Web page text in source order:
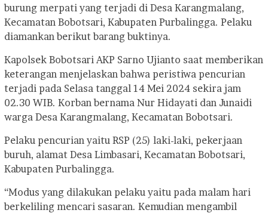
burung merpati yang terjadi di Desa Karangmalang,
Kecamatan Bobotsari, Kabupaten Purbalingga. Pelaku
diamankan berikut barang buktinya.
Kapolsek Bobotsari AKP Sarno Ujianto saat memberikan
keterangan menjelaskan bahwa peristiwa pencurian
terjadi pada Selasa tanggal 14 Mei 2024 sekira jam
02.30 WIB. Korban bernama Nur Hidayati dan Junaidi
warga Desa Karangmalang, Kecamatan Bobotsari.
Pelaku pencurian yaitu RSP (25) laki-laki, pekerjaan
buruh, alamat Desa Limbasari, Kecamatan Bobotsari,
Kabupaten Purbalingga.
“Modus yang dilakukan pelaku yaitu pada malam hari
berkeliling mencari sasaran. Kemudian mengambil